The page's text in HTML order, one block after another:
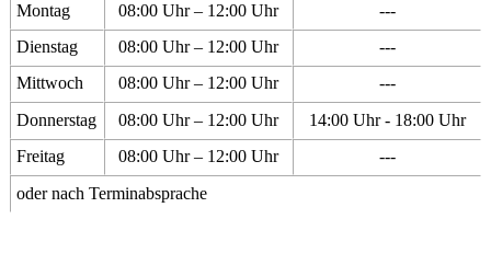
Montag 08:00 Uhr – 12:00 Uhr
---
Dienstag
08:00 Uhr – 12:00 Uhr
---
Mittwoch
08:00 Uhr – 12:00 Uhr
---
Donnerstag
08:00 Uhr – 12:00 Uhr
14:00 Uhr - 18:00 Uhr
Freitag
08:00 Uhr – 12:00 Uhr
---
oder nach Terminabsprache